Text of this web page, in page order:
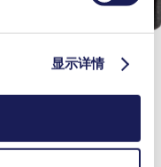
显示详情